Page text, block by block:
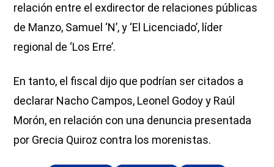
relación entre el exdirector de relaciones públicas
de Manzo, Samuel ‘N’, y ‘El Licenciado’, líder
regional de ‘Los Erre’.
En tanto, el fiscal dijo que podrían ser citados a
declarar Nacho Campos, Leonel Godoy y Raúl
Morón, en relación con una denuncia presentada
por Grecia Quiroz contra los morenistas.